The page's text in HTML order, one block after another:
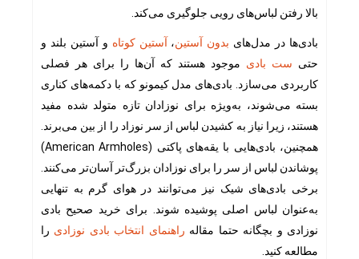
بالا رفتن لباس‌های رویی جلوگیری می‌کند.
بادی‌ها در مدل‌های بدون آستین، آستین کوتاه و آستین بلند و
حتی ست بادی موجود هستند که آن‌ها را برای هر فصلی
کاربردی می‌سازد. بادی‌های مدل کیمونو که با دکمه‌های کناری
بسته می‌شوند، به‌ویژه برای نوزادان تازه متولد شده مفید
هستند، زیرا نیاز به کشیدن لباس از سر نوزاد را از بین می‌برند.
همچنین، بادی‌هایی با یقه‌های پاکتی (American Armholes)
پوشاندن لباس از سر را برای نوزادان بزرگ‌تر آسان‌تر می‌کنند.
برخی بادی‌های شیک نیز می‌توانند در هوای گرم به تنهایی
به‌عنوان لباس اصلی پوشیده شوند. برای خرید صحیح بادی
نوزادی و بچگانه حتما مقاله راهنمای انتخاب بادی نوزادی را
مطالعه کنید.